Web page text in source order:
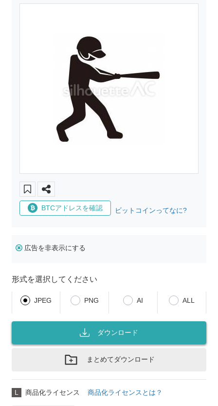
BTCアドレスを確認 ビットコインってなに?
広告を非表示にする
形式を選択してください
JPEG PNG AI ALL
ダウンロード
まとめてダウンロード
L 商品化ライセンス 商品化ライセンスとは？